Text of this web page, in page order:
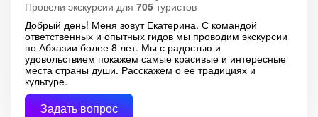
Провели экскурсии для 705 туристов
Добрый день! Меня зовут Екатерина. С командой
ответственных и опытных гидов мы проводим экскурсии
по Абхазии более 8 лет. Мы с радостью и
удовольствием покажем самые красивые и интересные
места страны души. Расскажем о ее традициях и
культуре.
Задать вопрос